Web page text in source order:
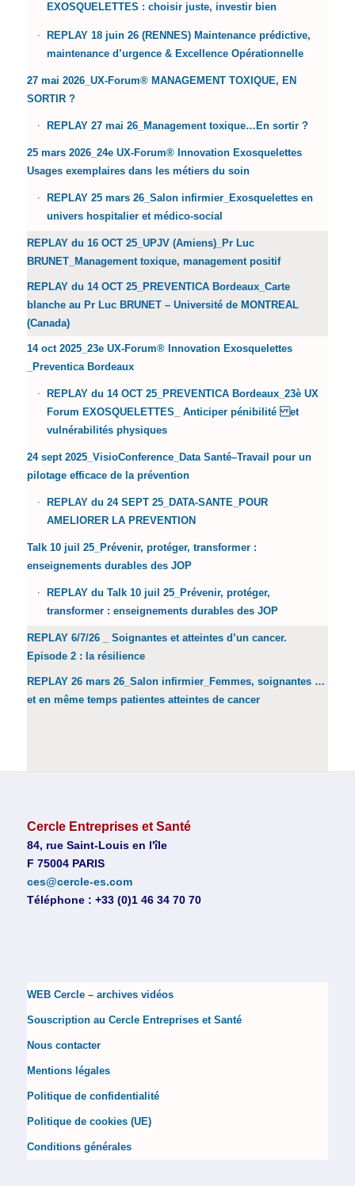
EXOSQUELETTES : choisir juste, investir bien
REPLAY 18 juin 26 (RENNES) Maintenance prédictive,
maintenance d’urgence & Excellence Opérationnelle
27 mai 2026_UX-Forum® MANAGEMENT TOXIQUE, EN
SORTIR ?
REPLAY 27 mai 26_Management toxique…En sortir ?
25 mars 2026_24e UX-Forum® Innovation Exosquelettes
Usages exemplaires dans les métiers du soin
REPLAY 25 mars 26_Salon infirmier_Exosquelettes en
univers hospitalier et médico-social
REPLAY du 16 OCT 25_UPJV (Amiens)_Pr Luc
BRUNET_Management toxique, management positif
REPLAY du 14 OCT 25_PREVENTICA Bordeaux_Carte
blanche au Pr Luc BRUNET – Université de MONTREAL
(Canada)
14 oct 2025_23e UX-Forum® Innovation Exosquelettes
_Preventica Bordeaux
REPLAY du 14 OCT 25_PREVENTICA Bordeaux_23è UX
Forum EXOSQUELETTES_ Anticiper pénibilité et
vulnérabilités physiques
24 sept 2025_VisioConference_Data Santé–Travail pour un
pilotage efficace de la prévention
REPLAY du 24 SEPT 25_DATA-SANTE_POUR
AMELIORER LA PREVENTION
Talk 10 juil 25_Prévenir, protéger, transformer :
enseignements durables des JOP
REPLAY du Talk 10 juil 25_Prévenir, protéger,
transformer : enseignements durables des JOP
REPLAY 6/7/26 _ Soignantes et atteintes d’un cancer.
Episode 2 : la résilience
REPLAY 26 mars 26_Salon infirmier_Femmes, soignantes …
et en même temps patientes atteintes de cancer
Cercle Entreprises et Santé
84, rue Saint-Louis en l'île
F 75004 PARIS
ces@cercle-es.com
Téléphone : +33 (0)1 46 34 70 70
WEB Cercle – archives vidéos
Souscription au Cercle Entreprises et Santé
Nous contacter
Mentions légales
Politique de confidentialité
Politique de cookies (UE)
Conditions générales